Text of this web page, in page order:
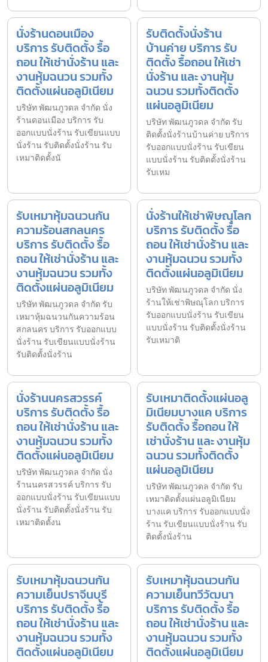
นั่งร้านดอนเมือง
บริการ รับติดตั้ง รื้อ
ถอน ให้เช่านั่งร้าน และ
งานหุ้มฉนวน รวมทั้ง
ติดตั้งแผ่นอลูมิเนียม
บริษัท พัฒนภูวดล จำกัด นั่ง
ร้านดอนเมือง บริการ รับ
ออกแบบนั่งร้าน รับเขียนแบบ
นั่งร้าน รับติดตั้งนั่งร้าน รับ
เหมาติดตั้งนั
รับติดตั้งนั่งร้าน
บ้านค่าย บริการ รับ
ติดตั้ง รื้อถอน ให้เช่า
นั่งร้าน และ งานหุ้ม
ฉนวน รวมทั้งติดตั้ง
แผ่นอลูมิเนียม
บริษัท พัฒนภูวดล จำกัด รับ
ติดตั้งนั่งร้านบ้านค่าย บริการ
รับออกแบบนั่งร้าน รับเขียน
แบบนั่งร้าน รับติดตั้งนั่งร้าน
รับเหม
รับเหมาหุ้มฉนวนกัน
ความร้อนสกลนคร
บริการ รับติดตั้ง รื้อ
ถอน ให้เช่านั่งร้าน และ
งานหุ้มฉนวน รวมทั้ง
ติดตั้งแผ่นอลูมิเนียม
บริษัท พัฒนภูวดล จำกัด รับ
เหมาหุ้มฉนวนกันความร้อน
สกลนคร บริการ รับออกแบบ
นั่งร้าน รับเขียนแบบนั่งร้าน
รับติดตั้งนั่งร้าน
นั่งร้านให้เช่าพิษณุโลก
บริการ รับติดตั้ง รื้อ
ถอน ให้เช่านั่งร้าน และ
งานหุ้มฉนวน รวมทั้ง
ติดตั้งแผ่นอลูมิเนียม
บริษัท พัฒนภูวดล จำกัด นั่ง
ร้านให้เช่าพิษณุโลก บริการ
รับออกแบบนั่งร้าน รับเขียน
แบบนั่งร้าน รับติดตั้งนั่งร้าน
รับเหมาติ
นั่งร้านนครสวรรค์
บริการ รับติดตั้ง รื้อ
ถอน ให้เช่านั่งร้าน และ
งานหุ้มฉนวน รวมทั้ง
ติดตั้งแผ่นอลูมิเนียม
บริษัท พัฒนภูวดล จำกัด นั่ง
ร้านนครสวรรค์ บริการ รับ
ออกแบบนั่งร้าน รับเขียนแบบ
นั่งร้าน รับติดตั้งนั่งร้าน รับ
เหมาติดตั้งน
รับเหมาติดตั้งแผ่นอลู
มิเนียมบางแค บริการ
รับติดตั้ง รื้อถอน ให้
เช่านั่งร้าน และ งานหุ้ม
ฉนวน รวมทั้งติดตั้ง
แผ่นอลูมิเนียม
บริษัท พัฒนภูวดล จำกัด รับ
เหมาติดตั้งแผ่นอลูมิเนียม
บางแค บริการ รับออกแบบนั่ง
ร้าน รับเขียนแบบนั่งร้าน รับ
ติดตั้งนั่งร้าน
รับเหมาหุ้มฉนวนกัน
ความเย็นปราจีนบุรี
บริการ รับติดตั้ง รื้อ
ถอน ให้เช่านั่งร้าน และ
งานหุ้มฉนวน รวมทั้ง
ติดตั้งแผ่นอลูมิเนียม
รับเหมาหุ้มฉนวนกัน
ความเย็นทวีวัฒนา
บริการ รับติดตั้ง รื้อ
ถอน ให้เช่านั่งร้าน และ
งานหุ้มฉนวน รวมทั้ง
ติดตั้งแผ่นอลูมิเนียม